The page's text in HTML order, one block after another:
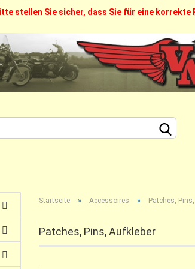
stellen Sie sicher, dass Sie für eine korrekte
Startseite » Accessoires » Patches,
Patches, Pins, Aufkleber